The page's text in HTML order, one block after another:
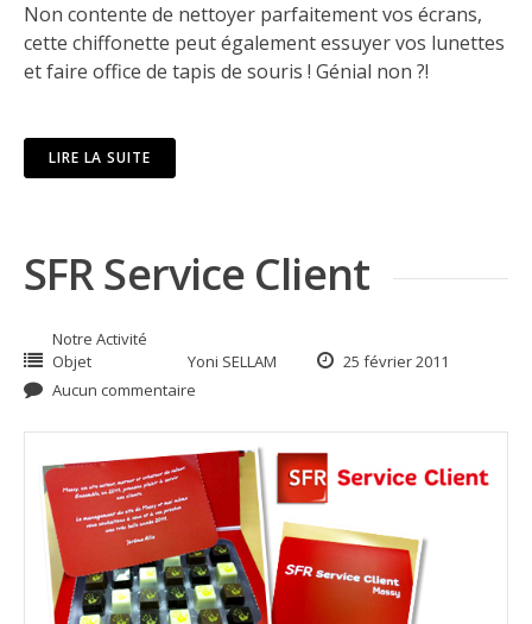
Non contente de nettoyer parfaitement vos écrans,
cette chiffonette peut également essuyer vos lunettes
et faire office de tapis de souris ! Génial non ?!
LIRE LA SUITE
SFR Service Client
Notre Activité
Objet
Yoni SELLAM
25 février 2011
Aucun commentaire